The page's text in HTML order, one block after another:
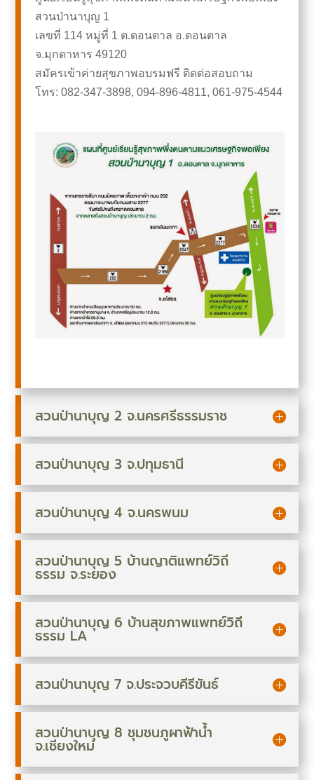
สวนป่านาบุญ 1
เลขที่ 114 หมู่ที่ 1 ต.ดอนตาล อ.ดอนตาล
จ.มุกดาหาร 49120
สมัครเข้าค่ายสุขภาพอบรมฟรี ติดต่อสอบถาม
โทร: 082-347-3898, 094-896-4811, 061-975-4544
สวนป่านาบุญ 2 จ.นครศรีธรรมราช
สวนป่านาบุญ 3 จ.ปทุมธานี
สวนป่านาบุญ 4 จ.นครพนม
สวนป่านาบุญ 5 บ้านญาติแพทย์วิถี
ธรรม จ.ระยอง
สวนป่านาบุญ 6 บ้านสุขภาพแพทย์วิถี
ธรรม LA
สวนป่านาบุญ 7 จ.ประจวบคีรีขันธ์
สวนป่านาบุญ 8 ชุมชนภูผาฟ้าน้ำ
จ.เชียงใหม่